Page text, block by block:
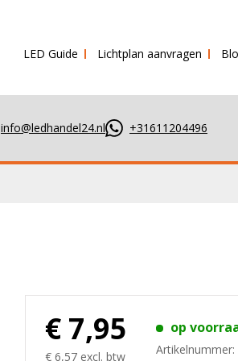
Dezelfde dag verstuurd!
LED Guide Lichtplan aanvragen
info@ledhandel24.nl +31611204496
€ 7,95
€ 6,57 excl. btw
op
Artikelnummer: